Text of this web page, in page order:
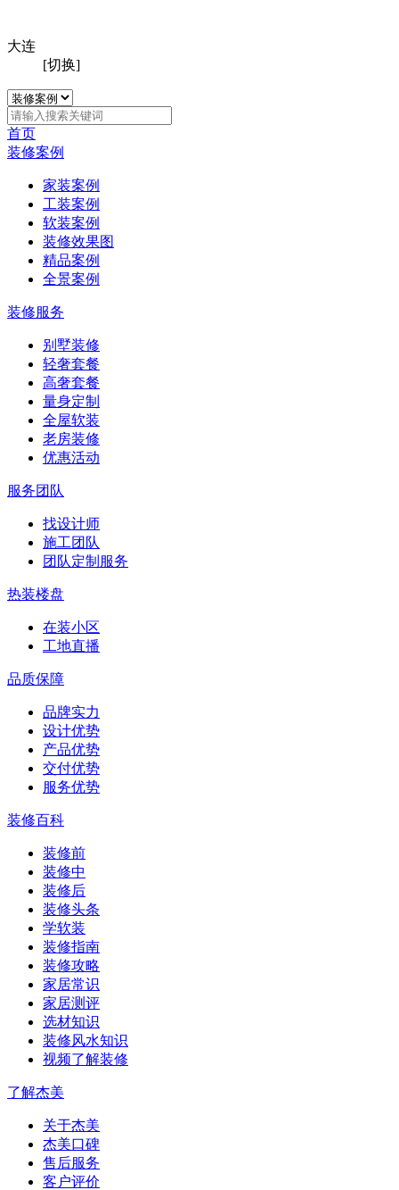
大连
[切换]
首页
装修案例
家装案例
工装案例
软装案例
装修效果图
精品案例
全景案例
装修服务
别墅装修
轻奢套餐
高奢套餐
量身定制
全屋软装
老房装修
优惠活动
服务团队
找设计师
施工团队
团队定制服务
热装楼盘
在装小区
工地直播
品质保障
品牌实力
设计优势
产品优势
交付优势
服务优势
装修百科
装修前
装修中
装修后
装修头条
学软装
装修指南
装修攻略
家居常识
家居测评
选材知识
装修风水知识
视频了解装修
了解杰美
关于杰美
杰美口碑
售后服务
客户评价